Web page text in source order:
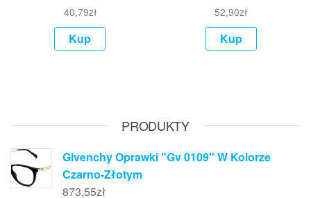
40,79zł
Kup
52,90zł
Kup
PRODUKTY
Givenchy Oprawki "Gv 0109" W Kolorze
Czarno-Złotym
873,55zł